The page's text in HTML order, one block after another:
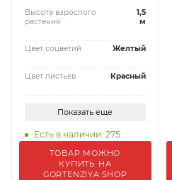
Высота взрослого
растения
1,5
м
Цвет соцветий Желтый
Цвет листьев Красный
Показать еще
Есть в наличии: 275
ТОВАР МОЖНО
КУПИТЬ НА
GORTENZIYA.SHOP